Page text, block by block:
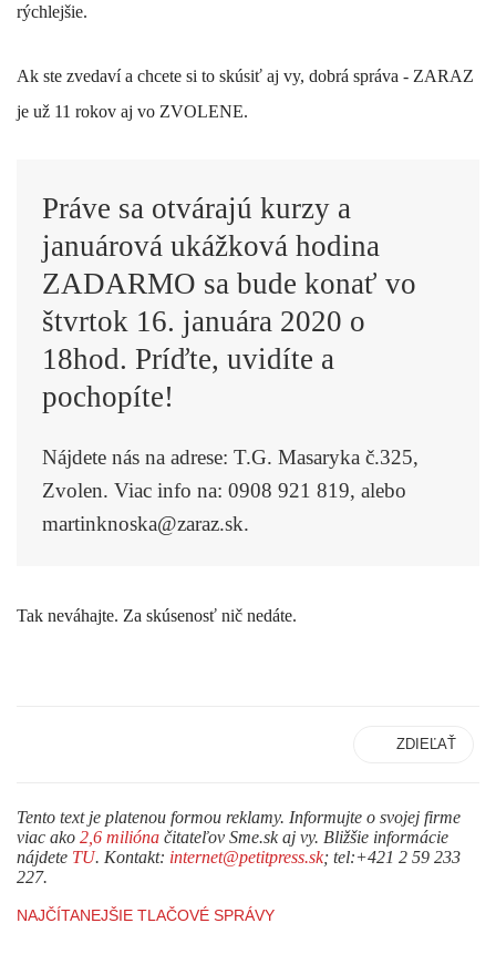
rýchlejšie.
Ak ste zvedaví a chcete si to skúsiť aj vy, dobrá správa - ZARAZ
je už 11 rokov aj vo ZVOLENE.
Práve sa otvárajú kurzy a
januárová ukážková hodina
ZADARMO sa bude konať vo
štvrtok 16. januára 2020 o
18hod. Príďte, uvidíte a
pochopíte!
Nájdete nás na adrese: T.G. Masaryka č.325,
Zvolen. Viac info na: 0908 921 819, alebo
martinknoska@zaraz.sk.
Tak neváhajte. Za skúsenosť nič nedáte.
ZDIEĽAŤ
Tento text je platenou formou reklamy. Informujte o svojej firme
viac ako 2,6 milióna čitateľov Sme.sk aj vy. Bližšie informácie
nájdete TU. Kontakt: internet@petitpress.sk; tel:+421 2 59 233
227.
NAJČÍTANEJŠIE TLAČOVÉ SPRÁVY